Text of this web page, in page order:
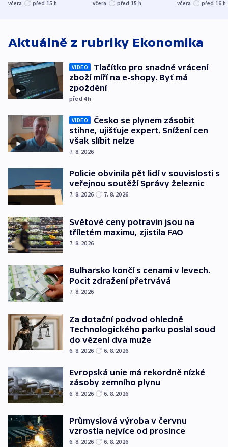
včera před 15 h včera před 15 h včera před 16 h
Aktuálně z rubriky Ekonomika
VIDEO
Tlačítko pro snadné vrácení
zboží míří na e-shopy. Byť má
zpoždění
před 4h
VIDEO
Česko se plynem zásobit
stihne, ujišťuje expert. Snížení cen
však slíbit nelze
7. 8. 2026
Policie obvinila pět lidí v souvislosti s
veřejnou soutěží Správy železnic
7. 8. 2026 7. 8. 2026
Světové ceny potravin jsou na
tříletém maximu, zjistila FAO
7. 8. 2026
Bulharsko končí s cenami v levech.
Pocit zdražení přetrvává
7. 8. 2026
Za dotační podvod ohledně
Technologického parku poslal soud
do vězení dva muže
6. 8. 2026 6. 8. 2026
Evropská unie má rekordně nízké
zásoby zemního plynu
6. 8. 2026 6. 8. 2026
Průmyslová výroba v červnu
vzrostla nejvíce od prosince
6. 8. 2026 6. 8. 2026